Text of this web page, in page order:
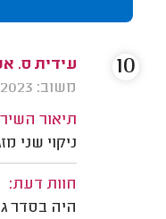
עידית ס.
משוב: 22/12/2023
תיאור
ניקוי שני
חוות דעת:
היה בסדר
10